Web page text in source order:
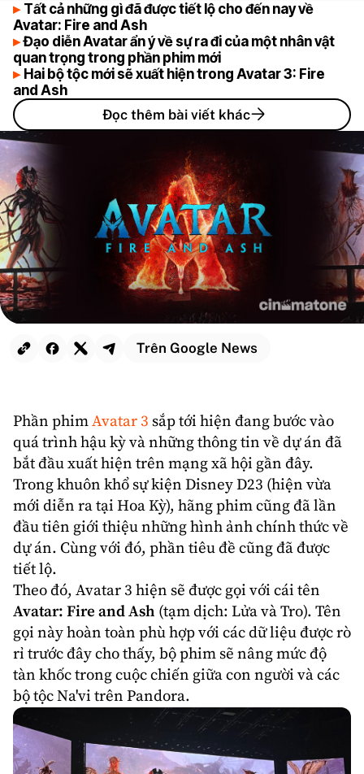
Trên Google News
Phần phimAvatar 3 sắp tới hiện đang bước vào
quá trình hậu kỳ và những thông tin về dự án đã
bắt đầu xuất hiện trên mạng xã hội gần đây.
Trong khuôn khổ sự kiện DisneyD23 (hiện vừa
mới diễn ra tại Hoa Kỳ), hãng phim cũng đã lần
đầu tiên giới thiệu những hình ảnh chính thức về
dự án. Cùng với đó, phần tiêu đề cũng đã được
tiết lộ.
Theo đó, Avatar 3 hiện sẽ được gọi với cái tên
Avatar: Fire and Ash (tạm dịch: Lửa và Tro). Tên
gọi này hoàn toàn phù hợp với các dữ liệu được rò
rỉ trước đây cho thấy, bộ phim sẽ nâng mức độ
tàn khốc trong cuộc chiến giữa con người và các
bộ tộc Na'vi trên Pandora.
Tất cả những gì đã được tiết lộ cho đến nay về
Avatar: Fire and Ash
Đạo diễn Avatar ẩn ý về sự ra đi của một nhân vật
quan trọng trong phần phim mới
Hai bộ tộc mới sẽ xuất hiện trong Avatar 3: Fire
and Ash
Đọc thêm bài viết khác